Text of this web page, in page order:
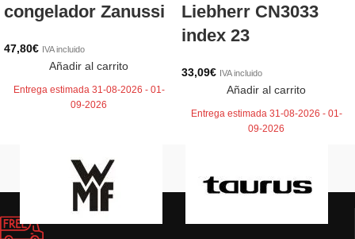
congelador Zanussi
47,80€ IVA incluido
Añadir al carrito
Entrega estimada 31-08-2026 - 01-
09-2026
Liebherr CN3033
index 23
33,09€ IVA incluido
Añadir al carrito
Entrega estimada 31-08-2026 - 01-
09-2026